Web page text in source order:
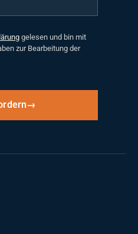
gelesen und bin mit
zur Bearbeitung der